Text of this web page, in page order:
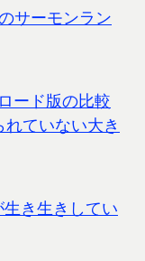
サーモンラン
ード版の比較
ていない大き
き生きしてい